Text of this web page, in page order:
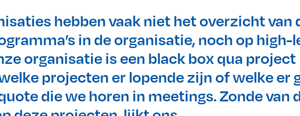
hebben vaak niet het overzicht van
in de organisatie, noch op high-
organisatie is een black box qua project
projecten er lopende zijn of welke er
die we horen in meetings. Zonde van